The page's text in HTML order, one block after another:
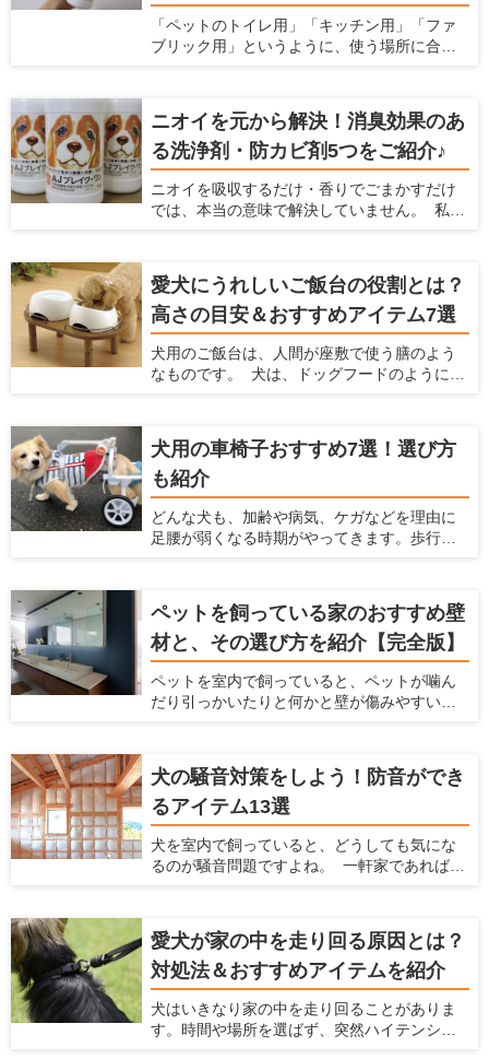
「ペットのトイレ用」「キッチン用」「ファ
ブリック用」というように、使う場所に合わ
でキッチンからペット用品まで幅広く使え
る」というオールマイティーな洗浄剤がある
んです♪しかも、洗浄だけでなく除菌消臭効果
もあって更に安全性が高いという優れもの！
今回は洗浄剤『AJブレイク・ワン』を、わた
くし勝部が実際に使ってのレポートと共にご
ニオイを元から解決！消臭効果のあ
る洗浄剤・防カビ剤5つをご紹介♪
ニオイを吸収するだけ・香りでごまかすだけ
では、本当の意味で解決していません。 私た
ね。 なにより、ニオイが発生しているという
ことはウイルスや雑菌が繁殖していて不衛生
になっている恐れがあるのです。 除菌効果や
菌の繁殖を抑制する効果がある洗浄剤で掃除
をすれば、原因からニオイを解消できます。
今回は、「ニオイを元から解決する」効果の
性やコストパフォーマンスに期待大です！
愛犬にうれしいご飯台の役割とは？
高さの目安＆おすすめアイテム7選
犬用のご飯台は、人間が座敷で使う膳のよう
なものです。 犬は、ドッグフードのように簡
のフードを吐き出したり、むせたりしてしま
います。 そのようなときは、犬にとって食べ
やすい姿勢が保てるご飯台を検討してみま
しょう。老犬や気管の弱い犬のサポートにも
役立ちます。 この記事では、ご飯台を使うメ
リットと選び方、おすすめのアイテムを7つ紹
犬用の車椅子おすすめ7選！選び方
も紹介
どんな犬も、加齢や病気、ケガなどを理由に
足腰が弱くなる時期がやってきます。歩行が
さんにとって、少しの距離でも一緒に歩ける
時間は貴重です。たとえ体が不自由であって
も、犬用車椅子があれば愛犬の意思で行きた
い場所に移動できます。 寝たきりを予防する
ために、体力づくりの一環として犬用車椅子
を利用するのも一つの方法です。この記事で
ペットを飼っている家のおすすめ壁
材と、その選び方を紹介【完全版】
ペットを室内で飼っていると、ペットが噛ん
だり引っかいたりと何かと壁が傷みやすいで
声が周りに漏れたりするのも、壁が原因のこ
とがあります。 だからこそ、ペットを飼う時
にはこういった悩みを解決してくれる壁材を
選ぶ必要があります。 この記事では、ペット
を飼う家におすすめの壁材を紹介するととも
に、愛犬家住宅だからこそ知っている壁材の
犬の騒音対策をしよう！防音ができ
るアイテム13選
犬を室内で飼っていると、どうしても気にな
るのが騒音問題ですよね。 一軒家であれば周
す。 犬を飼っている時の騒音問題に対策する
ための方法、商品をここでは紹介します。
愛犬が家の中を走り回る原因とは？
対処法＆おすすめアイテムを紹介
犬はいきなり家の中を走り回ることがありま
す。時間や場所を選ばず、突然ハイテンショ